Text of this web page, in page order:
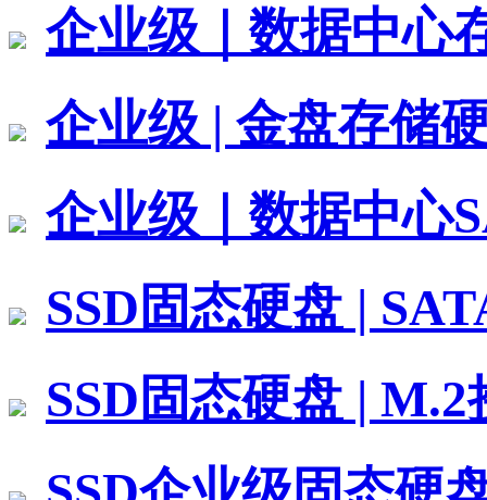
企业级｜数据中心
企业级 | 金盘存储
企业级｜数据中心
SSD固态硬盘 |
SSD固态硬盘 | M.2